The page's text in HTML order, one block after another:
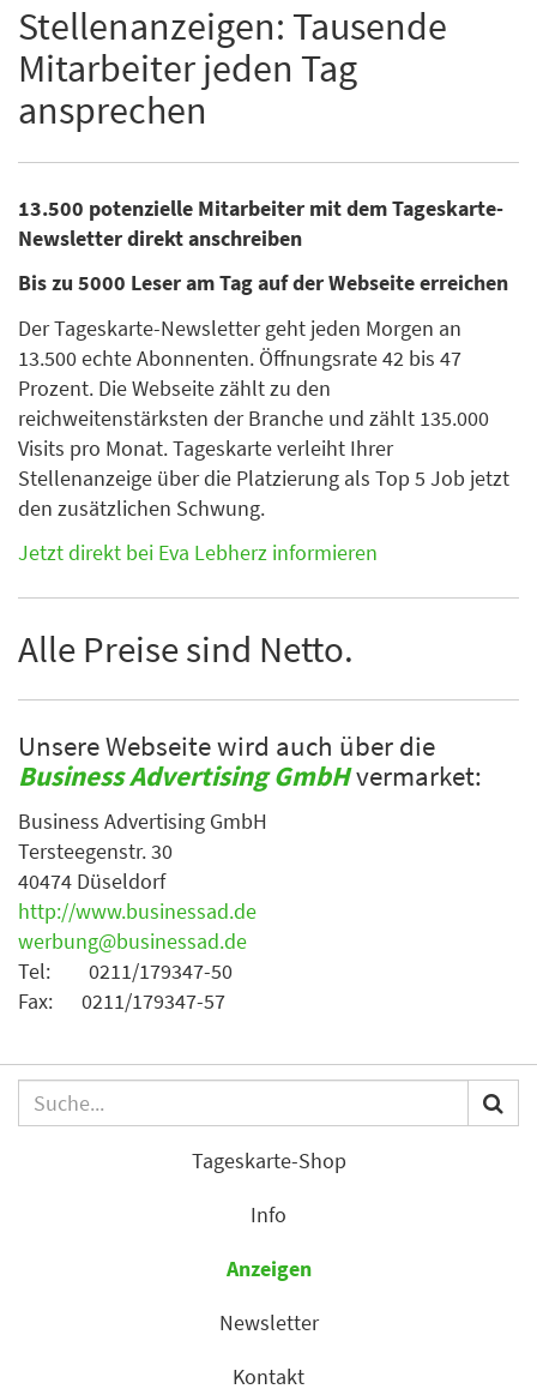
Stellenanzeigen: Tausende
Mitarbeiter jeden Tag
ansprechen
13.500 potenzielle Mitarbeiter mit dem Tageskarte-
Newsletter direkt anschreiben
Bis zu 5000 Leser am Tag auf der Webseite erreichen
Der Tageskarte-Newsletter geht jeden Morgen an
13.500 echte Abonnenten. Öffnungsrate 42 bis 47
Prozent. Die Webseite zählt zu den
reichweitenstärksten der Branche und zählt 135.000
Visits pro Monat. Tageskarte verleiht Ihrer
Stellenanzeige über die Platzierung als Top 5 Job jetzt
den zusätzlichen Schwung.
Jetzt direkt bei Eva Lebherz informieren
Alle Preise sind Netto.
Unsere Webseite wird auch über die
Business Advertising GmbHvermarket:
Business Advertising GmbH
Tersteegenstr. 30
40474 Düseldorf
http://www.businessad.de
werbung@businessad.de
Tel: 0211/179347-50
Fax: 0211/179347-57
Tageskarte-Shop
Info
Anzeigen
Newsletter
Kontakt